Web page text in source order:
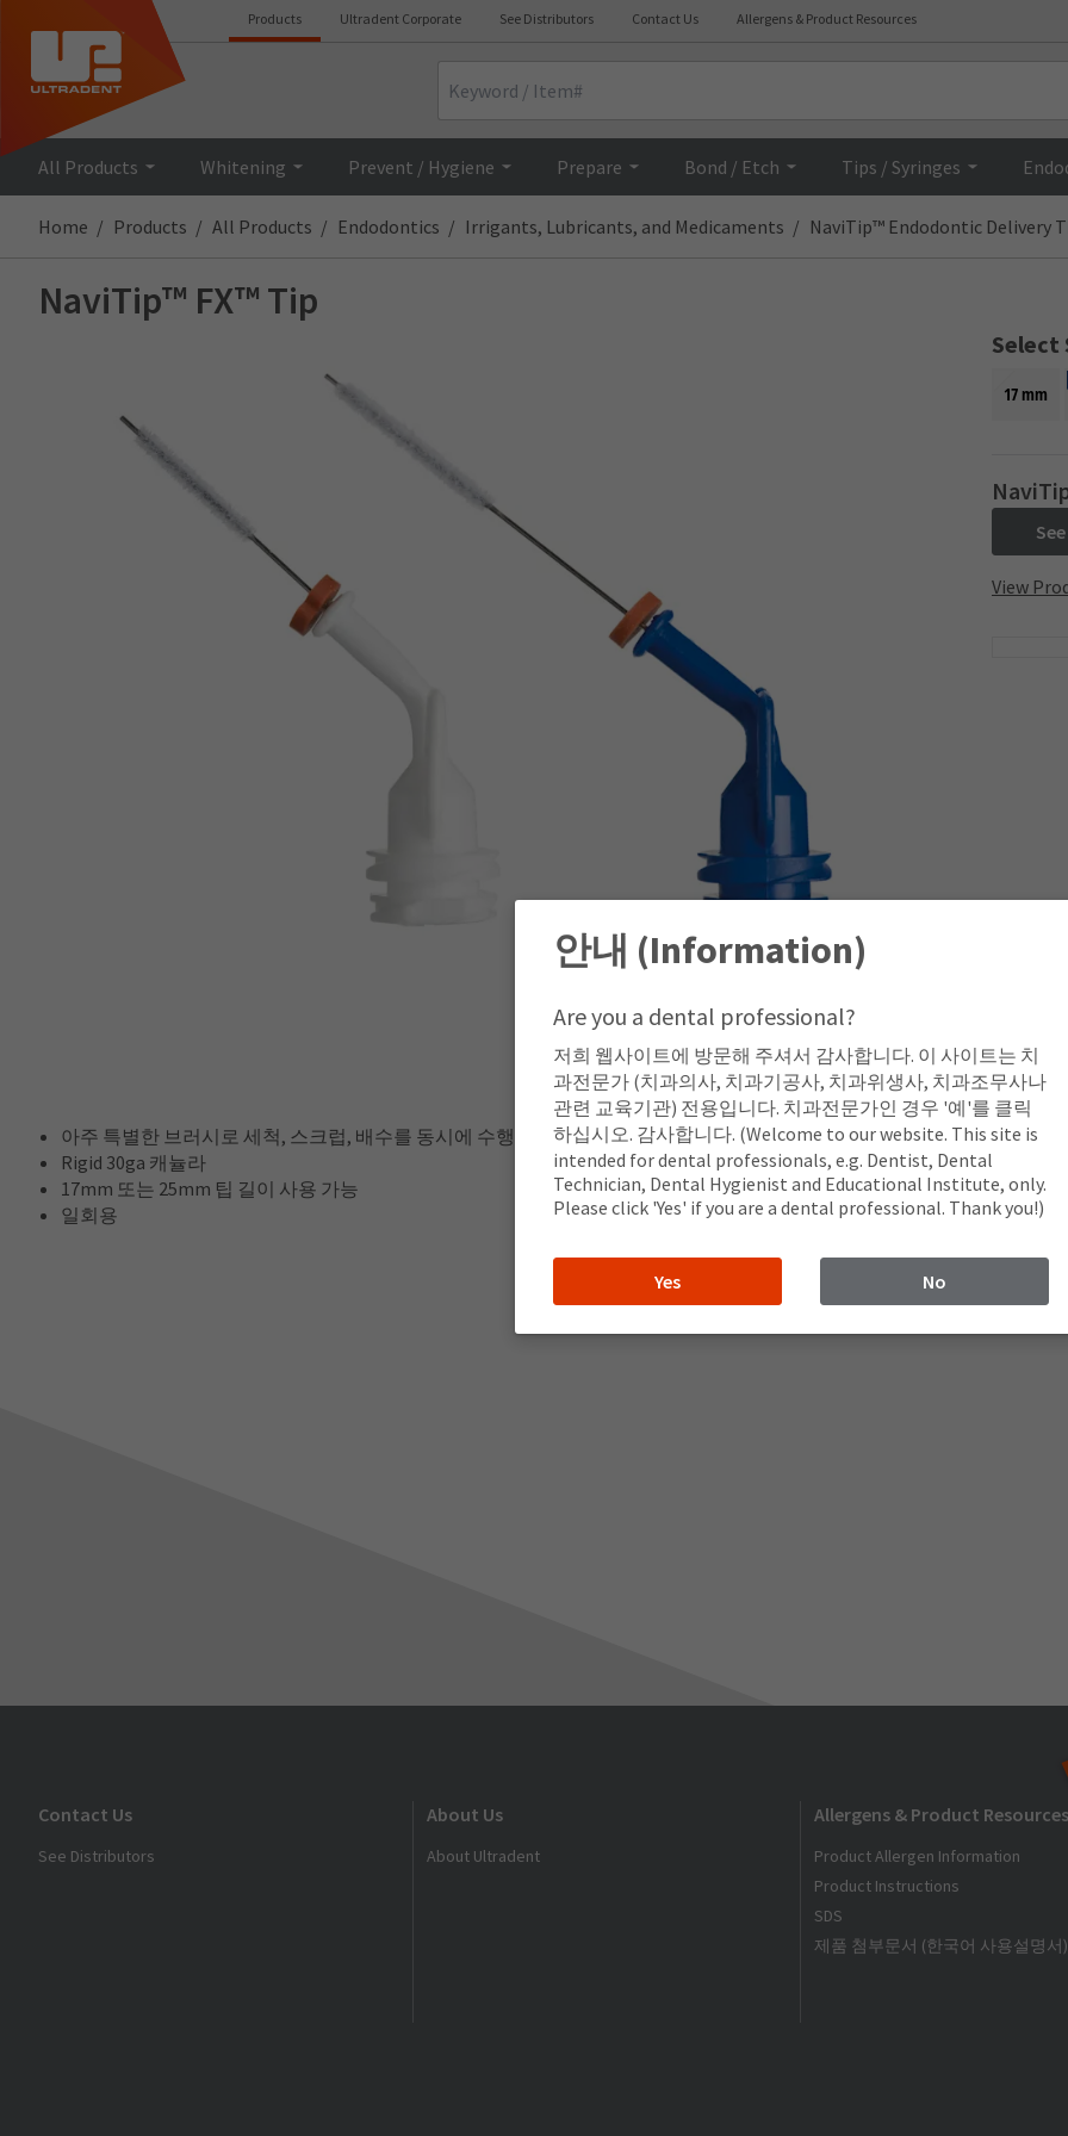
Products Ultradent Corporate See Distributors Contact Us Allergens & Product Resources
All Products Whitening Prevent / Hygiene Prepare Bond / Etch Tips / Syringes
Home Products All Products Endodontics Irrigants, Lubricants, and Medicaments NaviTip™ Endodontic Delivery
NaviTip™ FX™ Tip
Select
17 mm
View
아주 특별한 브러시로 세척, 스크럽, 배수를 동시에 수행
Rigid 30ga 캐뉼라
17mm 또는 25mm 팁 길이 사용 가능
일회용
Contact Us
See Distributors
About Us
About Ultradent
Allergens & Product Resources
Product Allergen Information
Product Instructions
SDS
제품 첨부문서 (한국어 사용설명서)
안내 (Information)
Are you a dental professional?
저희 웹사이트에 방문해 주셔서 감사합니다. 이 사이트는 치
과전문가 (치과의사, 치과기공사, 치과위생사, 치과조무사나
관련 교육기관) 전용입니다. 치과전문가인 경우 '예'를 클릭
하십시오. 감사합니다. (Welcome to our website. This site is
intended for dental professionals, e.g. Dentist, Dental
Technician, Dental Hygienist and Educational Institute, only.
Please click 'Yes' if you are a dental professional. Thank you!)
Yes No